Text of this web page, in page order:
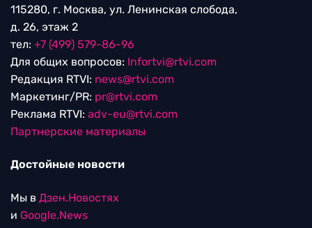
115280, г. Москва, ул. Ленинская слобода,
д. 26, этаж 2
тел: +7 (499) 579-86-96
Для общих вопросов: Infortvi@rtvi.com
Редакция RTVI: news@rtvi.com
Маркетинг/PR: pr@rtvi.com
Реклама RTVI: adv-eu@rtvi.com
Партнерские материалы
Достойные новости
Мы в Дзен.Новостях
и Google.News